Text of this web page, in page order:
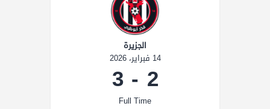
الجزيرة
14 فبراير، 2026
2
-
3
Full Time